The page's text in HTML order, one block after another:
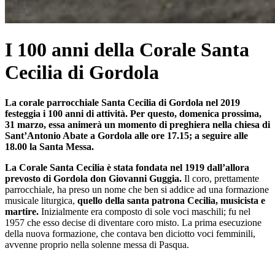
I 100 anni della Corale Santa
Cecilia di Gordola
La corale parrocchiale Santa Cecilia di Gordola nel 2019
festeggia i 100 anni di attività. Per questo, domenica prossima,
31 marzo, essa animerà un momento di preghiera nella chiesa di
Sant’Antonio Abate a Gordola alle ore 17.15; a seguire alle
18.00 la Santa Messa.
La Corale Santa Cecilia è stata fondata nel 1919 dall’allora
prevosto di Gordola don Giovanni Guggia. Il coro, prettamente
parrocchiale, ha preso un nome che ben si addice ad una formazione
musicale liturgica, quello della santa patrona Cecilia, musicista e
martire. Inizialmente era composto di sole voci maschili; fu nel
1957 che esso decise di diventare coro misto. La prima esecuzione
della nuova formazione, che contava ben diciotto voci femminili,
avvenne proprio nella solenne messa di Pasqua.